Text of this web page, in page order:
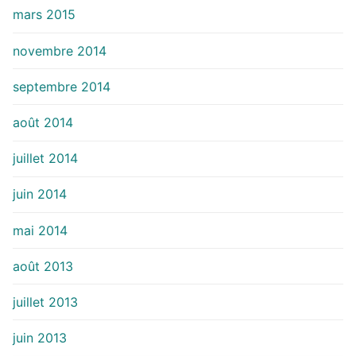
mars 2015
novembre 2014
septembre 2014
août 2014
juillet 2014
juin 2014
mai 2014
août 2013
juillet 2013
juin 2013